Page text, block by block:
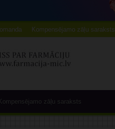
Kompensējamo zāļu saraksts
Kompensējamo zāļu saraksts